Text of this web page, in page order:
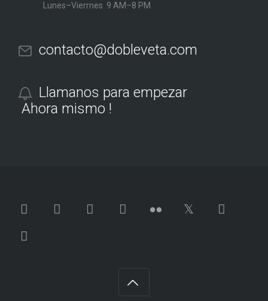
Lunes–Vierrnes 9 AM–8 PM
contacto@dobleveta.com
Llamanos para empezar
Ahora mismo !